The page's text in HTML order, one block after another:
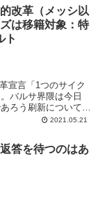
いくことになったの
改革（メッシ以
は移籍対象：特
ト
宣言「1つのサイク
バルサ界隈は今日
ろう刷新についての
えず一段落したの
2021.05.21
答を待つのはあ